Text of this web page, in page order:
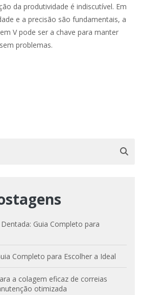
da produtividade é indiscutível. Em
e a precisão são fundamentais, a
V pode ser a chave para manter
problemas.
Guia Completo para
Completo para Escolher a Ideal
a colagem eficaz de correias
otimizada